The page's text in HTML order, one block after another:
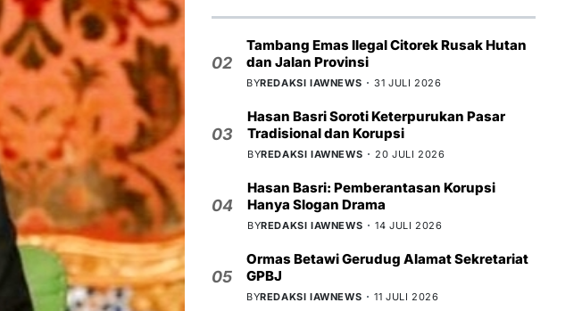
02
Tambang Emas Ilegal Citorek Rusak Hutan
dan Jalan Provinsi
BYREDAKSI IAWNEWS 31 JULI 2026
03
Hasan Basri Soroti Keterpurukan Pasar
Tradisional dan Korupsi
BYREDAKSI IAWNEWS 20 JULI 2026
04
Hasan Basri: Pemberantasan Korupsi
Hanya Slogan Drama
BYREDAKSI IAWNEWS 14 JULI 2026
05
Ormas Betawi Gerudug Alamat Sekretariat
GPBJ
BYREDAKSI IAWNEWS 11 JULI 2026